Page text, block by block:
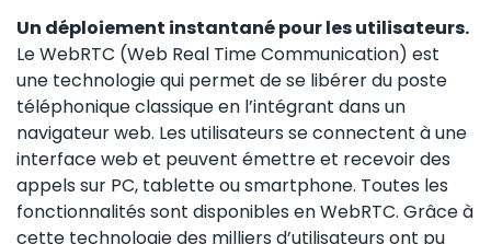
Un déploiement instantané pour les utilisateurs.
Le WebRTC (Web Real Time Communication) est
une technologie qui permet de se libérer du poste
téléphonique classique en l’intégrant dans un
navigateur web. Les utilisateurs se connectent à une
interface web et peuvent émettre et recevoir des
appels sur PC, tablette ou smartphone. Toutes les
fonctionnalités sont disponibles en WebRTC. Grâce à
cette technologie des milliers d’utilisateurs ont pu